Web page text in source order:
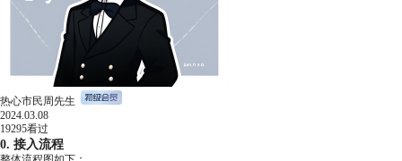
热心市民周先生
2024.03.08
19295看过
0. 接入流程